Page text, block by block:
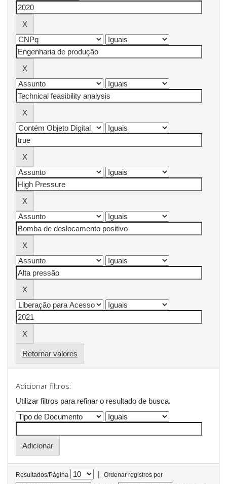
Retornar valores
Adicionar filtros:
Utilizar filtros para refinar o resultado de busca.
Resultados/Página |
Ordenar registros por